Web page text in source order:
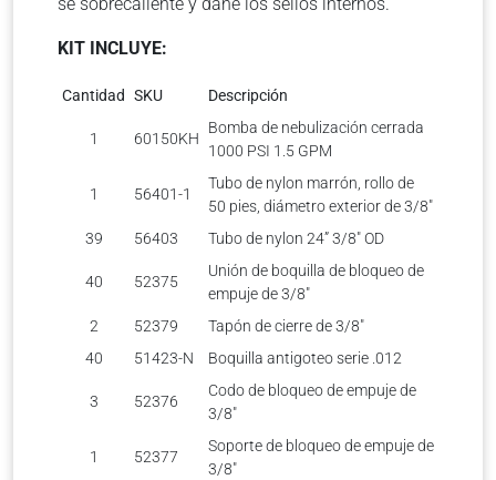
KIT INCLUYE:
Cantidad SKU Descripción
1 60150KH
Bomba de nebulización cerrada
1000 PSI 1.5 GPM
1 56401-1
Tubo de nylon marrón, rollo de
50 pies, diámetro exterior de 3/8″
39
56403 Tubo de nylon 24” 3/8″ OD
40 52375
Unión de boquilla de bloqueo de
empuje de 3/8″
2
52379
Tapón de cierre de 3/8″
40
51423-N Boquilla antigoteo serie .012
3 52376
Codo de bloqueo de empuje de
3/8″
1 52377
Soporte de bloqueo de empuje de
3/8″